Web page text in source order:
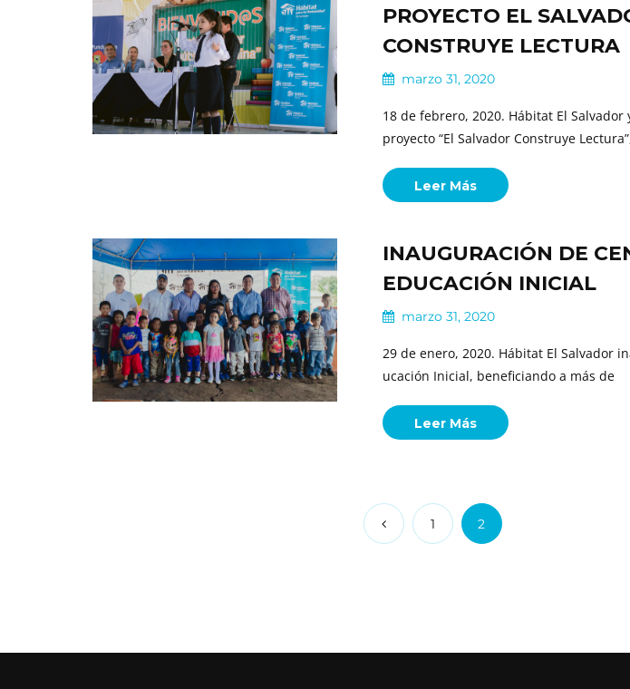
PROYECTO EL
CONSTRUYE LECTURA
marzo 31, 2020
18 de febrero, 2020. Hábitat El Salvador
proyecto “El Salvador Construye
Leer Más
INAUGURACIÓN DE
EDUCACIÓN INICIAL
marzo 31, 2020
29 de enero, 2020. Hábitat El Salvador
ucación Inicial, beneficiando a más de
Leer Más
1 2